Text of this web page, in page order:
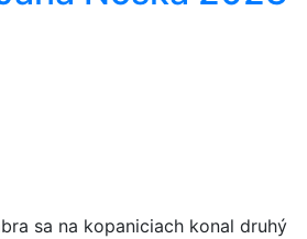
sa na kopaniciach konal druhý